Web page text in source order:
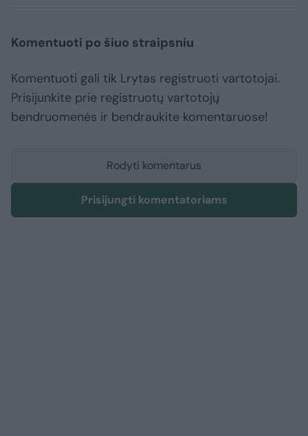
Komentuoti po šiuo straipsniu
Komentuoti gali tik Lrytas registruoti vartotojai.
Prisijunkite prie registruotų vartotojų
bendruomenės ir bendraukite komentaruose!
Rodyti komentarus
Prisijungti komentatoriams